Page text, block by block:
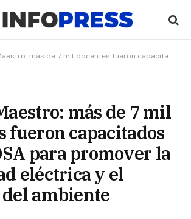
de 7 mil docentes fueron capacitados por ENOSA para promover la seguridad eléctrica y el cuidado del ambiente
más de 7 mil
fueron capacitados
para promover la
eléctrica y el
ambiente